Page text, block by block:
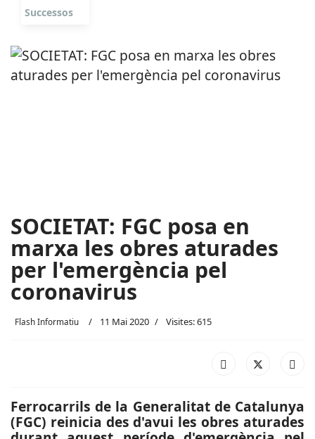
Successos
SOCIETAT: FGC posa en
marxa les obres aturades
per l'emergència pel
coronavirus
Flash Informatiu 11 Mai 2020 Visites: 615
Ferrocarrils de la Generalitat de Catalunya
(FGC) reinicia des d'avui les obres aturades